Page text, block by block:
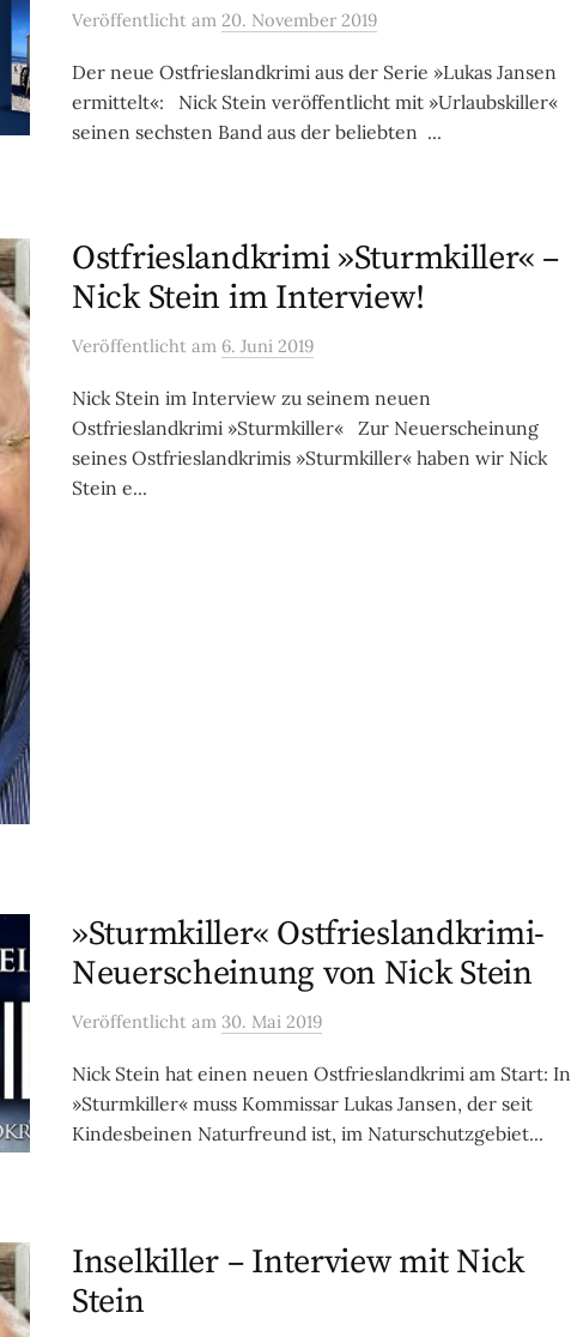
Veröffentlicht am 20. November 2019
Der neue Ostfrieslandkrimi aus der Serie »Lukas Jansen
ermittelt«: Nick Stein veröffentlicht mit »Urlaubskiller«
seinen sechsten Band aus der beliebten ...
Ostfrieslandkrimi »Sturmkiller« –
Nick Stein im Interview!
Veröffentlicht am 6. Juni 2019
Nick Stein im Interview zu seinem neuen
Ostfrieslandkrimi »Sturmkiller« Zur Neuerscheinung
seines Ostfrieslandkrimis »Sturmkiller« haben wir Nick
Stein e...
»Sturmkiller« Ostfrieslandkrimi-
Neuerscheinung von Nick Stein
Veröffentlicht am 30. Mai 2019
Nick Stein hat einen neuen Ostfrieslandkrimi am Start: In
»Sturmkiller« muss Kommissar Lukas Jansen, der seit
Kindesbeinen Naturfreund ist, im Naturschutzgebiet...
Inselkiller – Interview mit Nick
Stein